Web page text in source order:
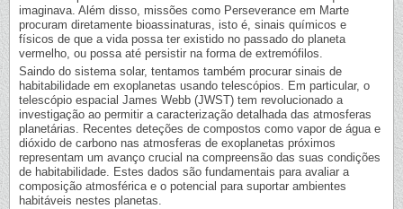
imaginava. Além disso, missões como Perseverance em Marte
procuram diretamente bioassinaturas, isto é, sinais químicos e
físicos de que a vida possa ter existido no passado do planeta
vermelho, ou possa até persistir na forma de extremófilos.
Saindo do sistema solar, tentamos também procurar sinais de
habitabilidade em exoplanetas usando telescópios. Em particular, o
telescópio espacial James Webb (JWST) tem revolucionado a
investigação ao permitir a caracterização detalhada das atmosferas
planetárias. Recentes deteções de compostos como vapor de água e
dióxido de carbono nas atmosferas de exoplanetas próximos
representam um avanço crucial na compreensão das suas condições
de habitabilidade. Estes dados são fundamentais para avaliar a
composição atmosférica e o potencial para suportar ambientes
habitáveis nestes planetas.